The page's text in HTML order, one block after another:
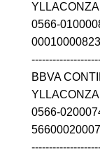
0566-
BBVA
0566-